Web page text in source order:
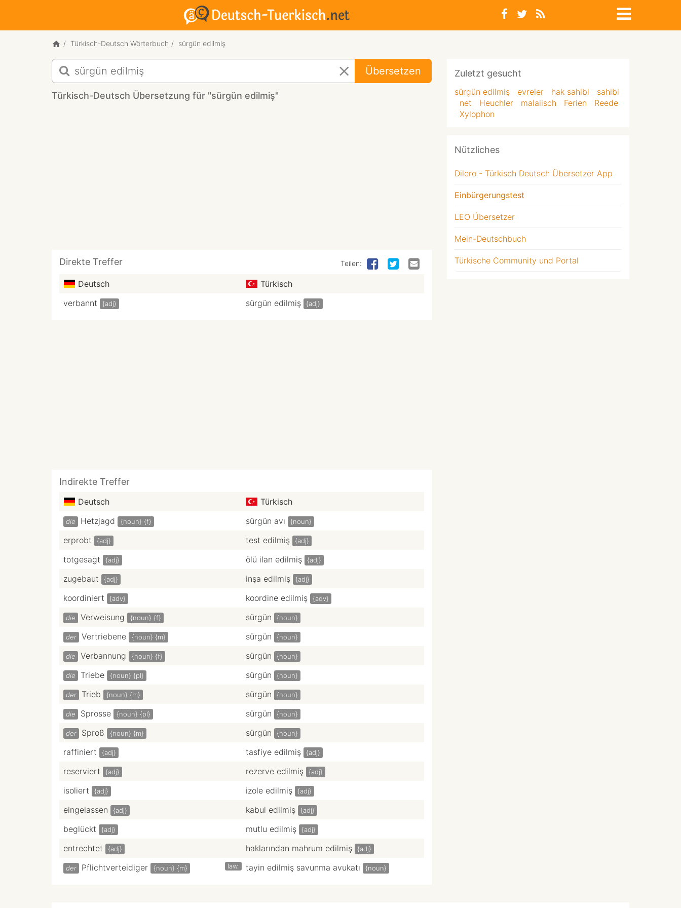
Türkisch-Deutsch Wörterbuch sürgün edilmiş
Türkisch-
Deutsch
Übersetzung
für
Übersetzen
Türkisch-Deutsch Übersetzung für "sürgün edilmiş"
Direkte Treffer Teilen:
Deutsch
Türkisch
verbannt
{adj} sürgün edilmiş {adj}
Indirekte Treffer
Deutsch Türkisch
die Hetzjagd {noun} {f} sürgün avı {noun}
erprobt {adj} test edilmiş {adj}
totgesagt {adj} ölü ilan edilmiş {adj}
zugebaut {adj} inşa edilmiş {adj}
koordiniert {adv} koordine edilmiş {adv}
die Verweisung {noun} {f} sürgün {noun}
der Vertriebene {noun} {m} sürgün {noun}
die Verbannung {noun} {f} sürgün {noun}
die Triebe {noun} {pl} sürgün {noun}
der Trieb {noun} {m} sürgün {noun}
die Sprosse {noun} {pl} sürgün {noun}
der Sproß {noun} {m} sürgün {noun}
raffiniert {adj} tasfiye edilmiş {adj}
reserviert {adj} rezerve edilmiş {adj}
isoliert {adj} izole edilmiş {adj}
eingelassen {adj} kabul edilmiş {adj}
beglückt {adj} mutlu edilmiş {adj}
entrechtet {adj} haklarından mahrum edilmiş {adj}
der Pflichtverteidiger {noun} {m} law. tayin edilmiş savunma avukatı {noun}
Zuletzt gesucht
sürgün edilmiş evreler hak sahibi
sahibi
net
Heuchler malaiisch Ferien
Reede
Xylophon
Nützliches
Dilero - Türkisch Deutsch Übersetzer App
Einbürgerungstest
LEO Übersetzer
Mein-Deutschbuch
Türkische Community und Portal